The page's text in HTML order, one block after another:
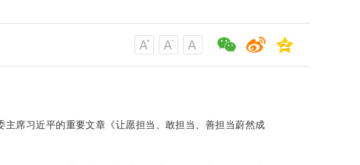
席习近平的重要文章《让愿担当、敢担当、善担当蔚然成